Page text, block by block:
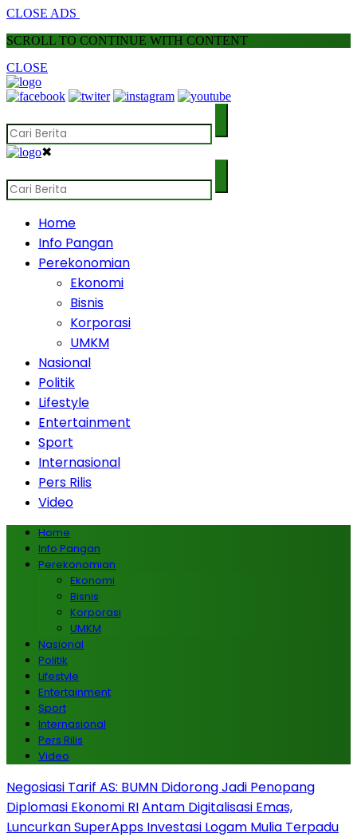
CLOSE ADS
SCROLL TO CONTINUE WITH CONTENT
CLOSE
✖
Home
Info Pangan
Perekonomian
Ekonomi
Bisnis
Korporasi
UMKM
Nasional
Politik
Lifestyle
Entertainment
Sport
Internasional
Pers Rilis
Video
Home
Info Pangan
Perekonomian
Ekonomi
Bisnis
Korporasi
UMKM
Nasional
Politik
Lifestyle
Entertainment
Sport
Internasional
Pers Rilis
Video
Negosiasi Tarif AS: BUMN Didorong Jadi Penopang
Diplomasi Ekonomi RIAntam Digitalisasi Emas,
Luncurkan SuperApps Investasi Logam Mulia Terpadu